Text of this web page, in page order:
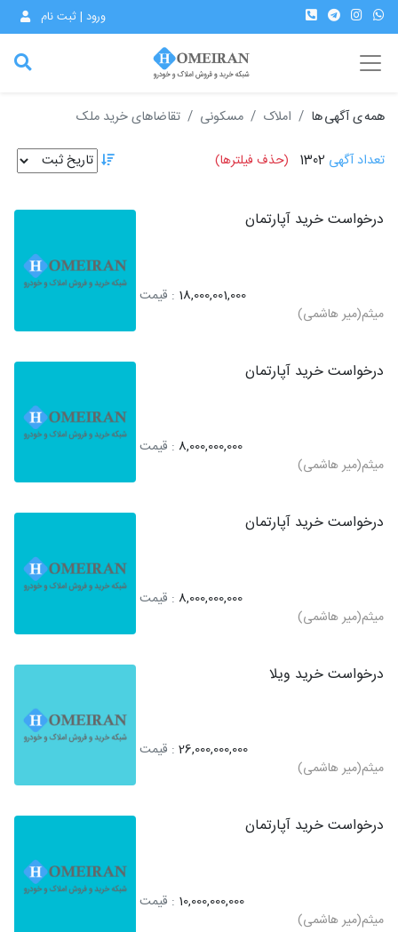
ورود | ثبت نام
همه ی آگهی ها املاک مسکونی تقاضاهای خرید ملک
تعداد آگهی 1302 (حذف فیلترها)
درخواست خرید آپارتمان
18,000,001,000 : قیمت
میثم(میر هاشمی)
درخواست خرید آپارتمان
8,000,000,000 : قیمت
میثم(میر هاشمی)
درخواست خرید آپارتمان
8,000,000,000 : قیمت
میثم(میر هاشمی)
درخواست خرید ویلا
26,000,000,000 : قیمت
میثم(میر هاشمی)
درخواست خرید آپارتمان
10,000,000,000 : قیمت
میثم(میر هاشمی)